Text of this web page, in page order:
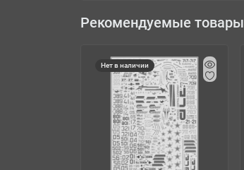
Рекомендуемые товары
Нет в наличии